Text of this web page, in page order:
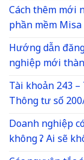
Cách thêm mới
phần mềm Misa
Hướng dẫn
nghiệp mới
Tài khoản 243
Thông tư số
Doanh nghiệp
không ? Ai sẽ